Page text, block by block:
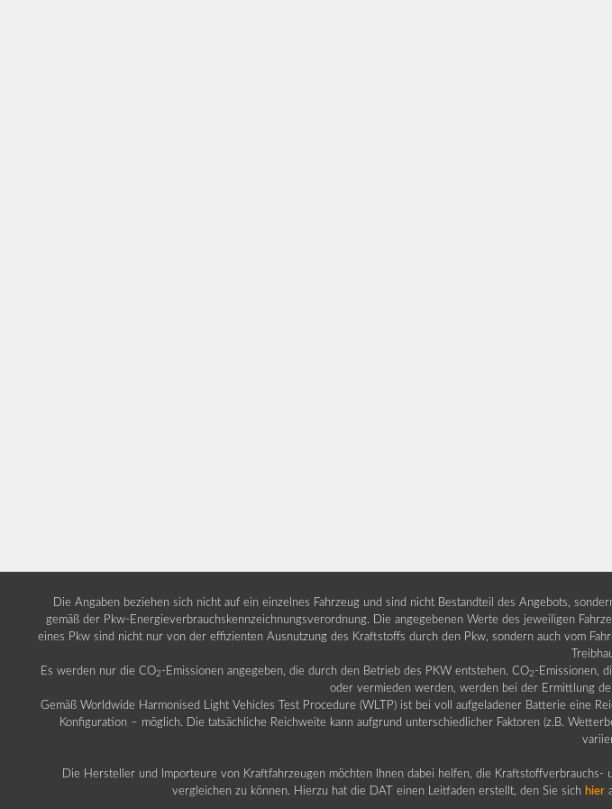
Die Angaben beziehen sich nicht auf ein einzelnes Fahrzeug und sind nicht Bestandteil des Angebots,
gemäß der Pkw-Energieverbrauchskennzeichnungsverordnung. Die angegebenen Werte des jeweiligen
eines Pkw sind nicht nur von der effizienten Ausnutzung des Kraftstoffs durch den Pkw, sondern auch vom
Es werden nur die CO2 -Emissionen angegeben, die durch den Betrieb des PKW entstehen. CO2 -Emissionen,
oder vermieden werden, werden bei der Ermittlung
Gemäß Worldwide Harmonised Light Vehicles Test Procedure (WLTP) ist bei voll aufgeladener Batterie eine
Konfiguration – möglich. Die tatsächliche Reichweite kann aufgrund unterschiedlicher Faktoren (z.B.
Die Hersteller und Importeure von Kraftfahrzeugen möchten Ihnen dabei helfen, die Kraftstoffverbrauchs-
vergleichen zu können. Hierzu hat die DAT einen Leitfaden erstellt, den Sie sich hier